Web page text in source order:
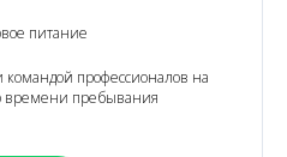
питание
профессионалов на
времени пребывания